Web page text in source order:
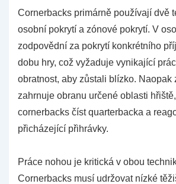
Cornerbacks primárně používají dvě
osobní pokrytí a zónové pokrytí. V
zodpovědní za pokrytí konkrétního
dobu hry, což vyžaduje vynikající
obratnost, aby zůstali blízko. Naopak
zahrnuje obranu určené oblasti
cornerbacks číst quarterbacka a
přicházející přihrávky.
Práce nohou je kritická v obou
Cornerbacks musí udržovat nízké